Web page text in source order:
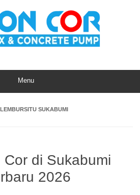
Menu
SUKABUMI
di Sukabumi
2026